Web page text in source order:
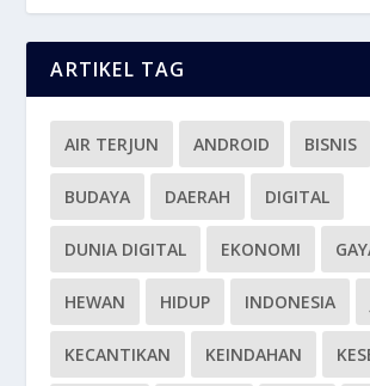
ARTIKEL TAG
AIR TERJUN ANDROID BISNIS
BUDAYA DAERAH DIGITAL
DUNIA DIGITAL EKONOMI
HEWAN HIDUP INDONESIA
KECANTIKAN KEINDAHAN